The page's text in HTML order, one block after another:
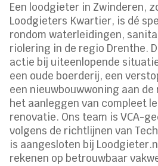
Een loodgieter in Zwinderen,
Loodgieters Kwartier, is dé
rondom waterleidingen,
riolering in de regio Drenthe.
actie bij uiteenlopende
een oude boerderij, een
een nieuwbouwwoning aan
het aanleggen van compleet
renovatie. Ons team is VCA-
volgens de richtlijnen van
is aangesloten bij
rekenen op betrouwbaar